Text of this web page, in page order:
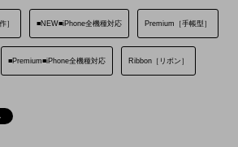
］ ■NEW■iPhone全機種対応 Premium［手帳型］
■Premium■iPhone全機種対応 Ribbon［リボン］